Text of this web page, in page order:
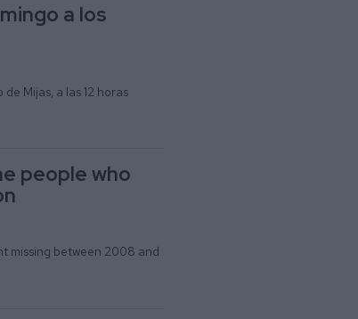
a los
Mijas, a las 12 horas
people who
missing between 2008 and